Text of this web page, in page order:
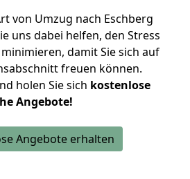
von Umzug nach Eschberg
uns dabei helfen, den Stress
damit Sie sich auf
freuen können.
holen Sie sich kostenlose
Angebote!
Angebote erhalten